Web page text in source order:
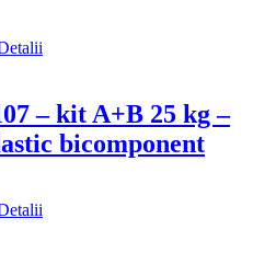
– kit A+B 25 kg –
bicomponent